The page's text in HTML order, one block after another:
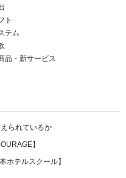
ト
テム
品・新サービス
られているか
】
ホテルスクール】